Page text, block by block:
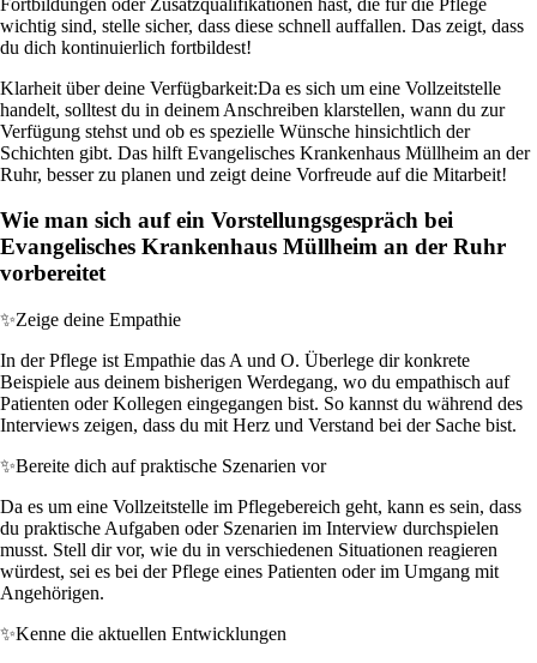
wichtig sind, stelle sicher, dass diese schnell auffallen. Das zeigt, dass
du dich kontinuierlich fortbildest!
Klarheit über deine Verfügbarkeit:Da es sich um eine Vollzeitstelle
handelt, solltest du in deinem Anschreiben klarstellen, wann du zur
Verfügung stehst und ob es spezielle Wünsche hinsichtlich der
Schichten gibt. Das hilft Evangelisches Krankenhaus Müllheim an der
Ruhr, besser zu planen und zeigt deine Vorfreude auf die Mitarbeit!
Wie man sich auf ein Vorstellungsgespräch bei
Evangelisches Krankenhaus Müllheim an der Ruhr
vorbereitet
✨Zeige deine Empathie
In der Pflege ist Empathie das A und O. Überlege dir konkrete
Beispiele aus deinem bisherigen Werdegang, wo du empathisch auf
Patienten oder Kollegen eingegangen bist. So kannst du während des
Interviews zeigen, dass du mit Herz und Verstand bei der Sache bist.
✨Bereite dich auf praktische Szenarien vor
Da es um eine Vollzeitstelle im Pflegebereich geht, kann es sein, dass
du praktische Aufgaben oder Szenarien im Interview durchspielen
musst. Stell dir vor, wie du in verschiedenen Situationen reagieren
würdest, sei es bei der Pflege eines Patienten oder im Umgang mit
Angehörigen.
✨Kenne die aktuellen Entwicklungen